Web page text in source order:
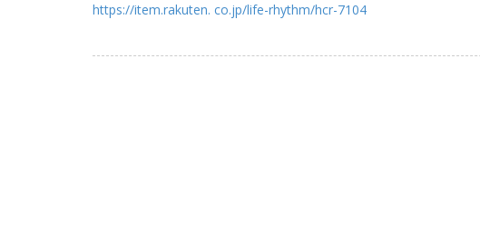
https://item.rakuten. co.jp/life-rhythm/hcr-7104